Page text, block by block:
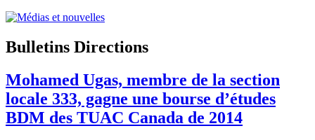
Bulletins Directions
Mohamed Ugas, membre de la section
locale 333, gagne une bourse d’études
BDM des TUAC Canada de 2014